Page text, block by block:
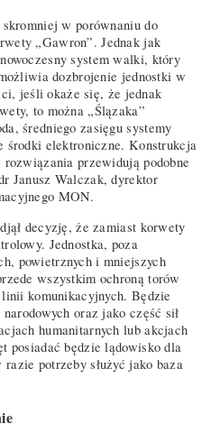
w porównaniu do
„Gawron”. Jednak jak
system walki, który
dozbrojenie jednostki w
jeśli okaże się, że jednak
to można „Ślązaka”
średniego zasięgu systemy
środki elektroniczne. Konstrukcja
przewidują podobne
Janusz Walczak, dyrektor
MON.
decyzję, że zamiast korwety
Jednostka, poza
powietrznych i mniejszych
wszystkim ochroną torów
komunikacyjnych. Będzie
oraz jako część sił
humanitarnych lub akcjach
posiadać będzie lądowisko dla
potrzeby służyć jako baza